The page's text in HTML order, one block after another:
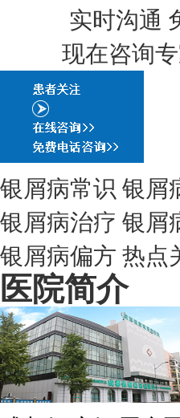
实时沟通
现在咨询
银屑病常识 银屑
银屑病治疗 银屑
银屑病偏方 热点
医院简介